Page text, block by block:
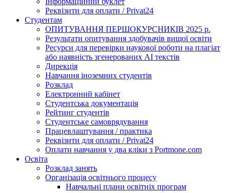
Реквізити для оплати / Privat24
Студентам
ОПИТУВАННЯ ПЕРШОКУРСНИКІВ 2025 р.
Результати опитування здобувачів вищої освіти
Ресурси для перевірки наукової роботи на плагіат
або наявність згенерованих АІ текстів
Дирекція
Навчання іноземних студентів
Розклад
Електронний кабінет
Студентська документація
Рейтинг студентів
Студентське самоврядування
Працевлаштування / практика
Реквізити для оплати / Privat24
Оплати навчання у два кліки з Portmone.com
Освіта
Розклад занять
Організація освітнього процесу
Навчальні плани освітніх програм